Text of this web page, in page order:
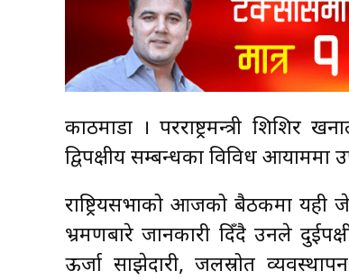
काठमाडौँ । परराष्ट्रमन्त्री
द्विपक्षीय सम्बन्धका विविध
राष्ट्रियसभाको आजको बैठकमा
भ्रमणबारे जानकारी दिँदै उनले
ऊर्जा साझेदारी, जलस्रोत